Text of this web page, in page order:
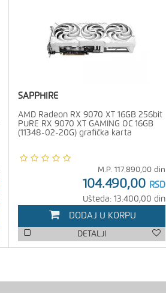
SAPPHIRE
AMD Radeon RX 9070 XT 16GB 256bit
PURE RX 9070 XT GAMING OC 16GB
(11348-02-20G) grafička karta
M.P. 117.890,00 din
104.490,00 RSD
Ušteda: 13.400,00 din
DODAJ U KORPU
DETALJI